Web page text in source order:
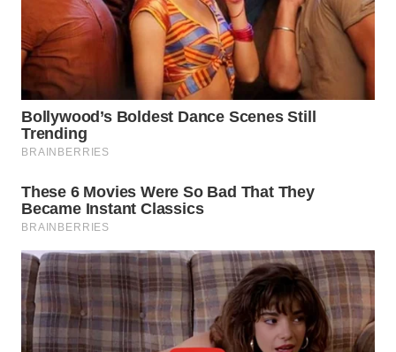
WN
CIREBON
INDRAMAYU
KUNINGAN
MAJALENGKA
WN
SUBANG